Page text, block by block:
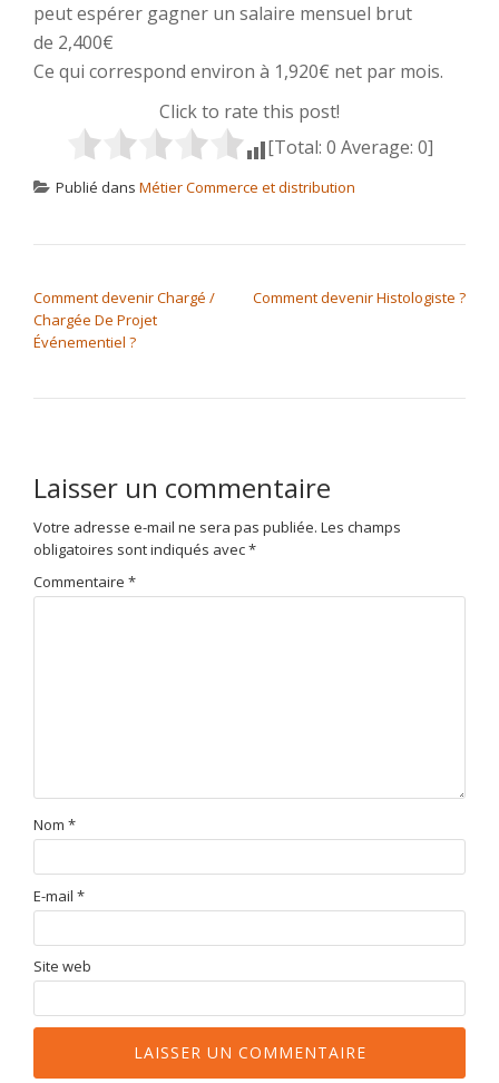
peut espérer gagner un salaire mensuel brut
de 2,400€
Ce qui correspond environ à 1,920€ net par mois.
Click to rate this post!
[Total: 0 Average: 0]
Publié dans Métier Commerce et distribution
Comment devenir Chargé /
Chargée De Projet
Événementiel ?
Comment devenir Histologiste ?
Laisser un commentaire
Votre adresse e-mail ne sera pas publiée. Les champs
obligatoires sont indiqués avec*
Commentaire *
Nom *
E-mail *
Site web